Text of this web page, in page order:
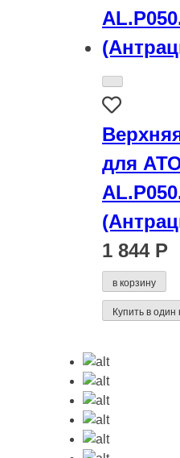
для
1 844 Р
в корзину
Купить в один